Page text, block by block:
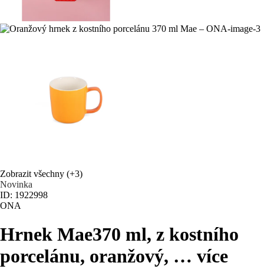
Zobrazit všechny (+3)
Novinka
ID: 1922998
ONA
Hrnek Mae370 ml, z kostního
porcelánu, oranžový, … více